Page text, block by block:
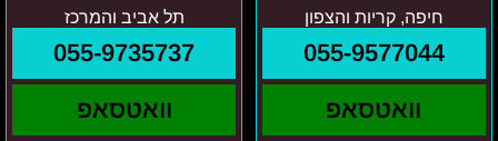
חיפה, קריות והצפון
055-9577044
וואטסאפ
תל אביב והמרכז
055-9735737
וואטסאפ